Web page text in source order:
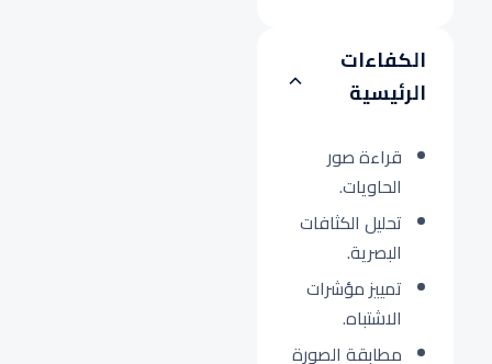
الكفاءات
الرئيسية
قراءة صور
الحاويات.
تحليل الكثافات
البصرية.
تمييز مؤشرات
الاشتباه.
مطابقة الصورة